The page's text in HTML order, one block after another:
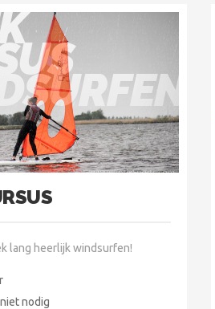
lang heerlijk windsurfen!
nodig